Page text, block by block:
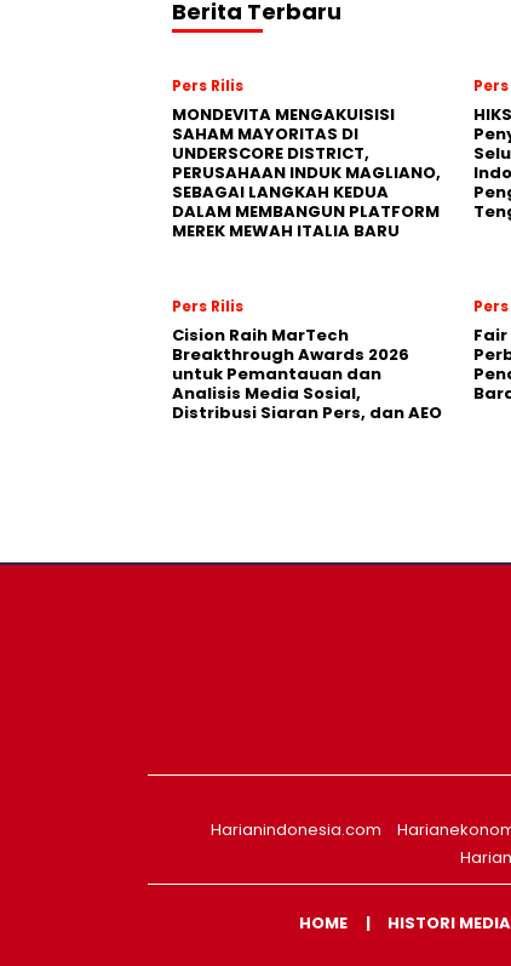
Berita Terbaru
Pers Rilis
MONDEVITA MENGAKUISISI
SAHAM MAYORITAS DI
UNDERSCORE DISTRICT,
PERUSAHAAN INDUK MAGLIANO,
SEBAGAI LANGKAH KEDUA
DALAM MEMBANGUN PLATFORM
MEREK MEWAH ITALIA BARU
Pers Rilis
Cision Raih MarTech
Breakthrough Awards 2026
untuk Pemantauan dan
Analisis Media Sosial,
Distribusi Siaran Pers, dan AEO
Harianindonesia.com
HOME HISTORI MEDIA